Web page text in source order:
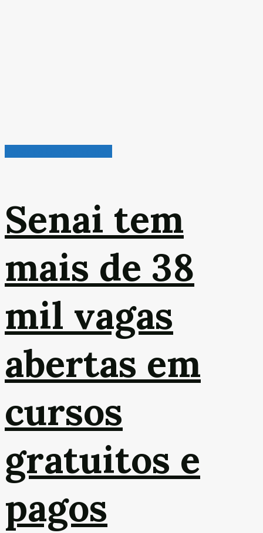
Senai tem
mais de 38
mil vagas
abertas em
cursos
gratuitos e
pagos